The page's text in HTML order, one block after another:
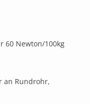
60 Newton/100kg
an Rundrohr,